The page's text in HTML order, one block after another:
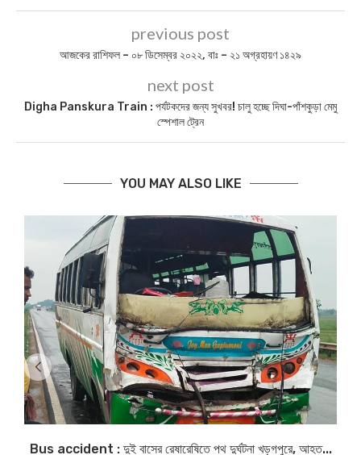
previous post
আজকের রাশিফল – ০৮ ডিসেম্বর ২০২২, বাঃ – ২১ অগ্রহায়ণ ১৪২৯
next post
Digha Panskura Train : পর্যটকদের জন্য সুখবর! চালু হচ্ছে দিঘা-পাঁশকুড়া মেমু
স্পেশাল ট্রেন
YOU MAY ALSO LIKE
Bus accident : দুই বাসের রেষারেষিতে পথ দুর্ঘটনা খড়গপুরে, আহত...